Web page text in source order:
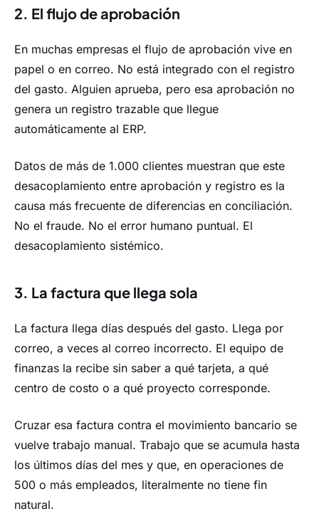
2. El flujo de aprobación
En muchas empresas el flujo de aprobación vive en
papel o en correo. No está integrado con el registro
del gasto. Alguien aprueba, pero esa aprobación no
genera un registro trazable que llegue
automáticamente al ERP.
Datos de más de 1.000 clientes muestran que este
desacoplamiento entre aprobación y registro es la
causa más frecuente de diferencias en conciliación.
No el fraude. No el error humano puntual. El
desacoplamiento sistémico.
3. La factura que llega sola
La factura llega días después del gasto. Llega por
correo, a veces al correo incorrecto. El equipo de
finanzas la recibe sin saber a qué tarjeta, a qué
centro de costo o a qué proyecto corresponde.
Cruzar esa factura contra el movimiento bancario se
vuelve trabajo manual. Trabajo que se acumula hasta
los últimos días del mes y que, en operaciones de
500 o más empleados, literalmente no tiene fin
natural.